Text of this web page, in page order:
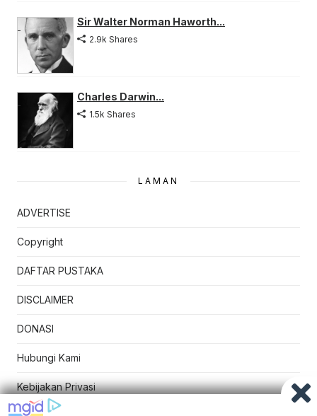
Sir Walter Norman Haworth...
2.9k Shares
Charles Darwin...
1.5k Shares
LAMAN
ADVERTISE
Copyright
DAFTAR PUSTAKA
DISCLAIMER
DONASI
Hubungi Kami
Kebijakan Privasi